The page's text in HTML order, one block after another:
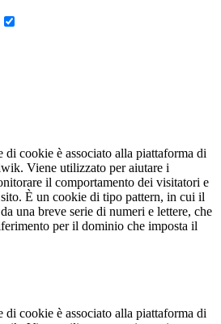
di cookie è associato alla piattaforma di
Viene utilizzato per aiutare i
il comportamento dei visitatori e
È un cookie di tipo pattern, in cui il
una breve serie di numeri e lettere, che
per il dominio che imposta il
di cookie è associato alla piattaforma di